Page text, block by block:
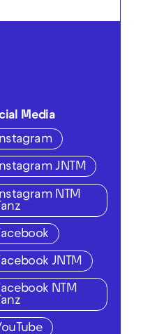
Media
JNTM
NTM
JNTM
NTM